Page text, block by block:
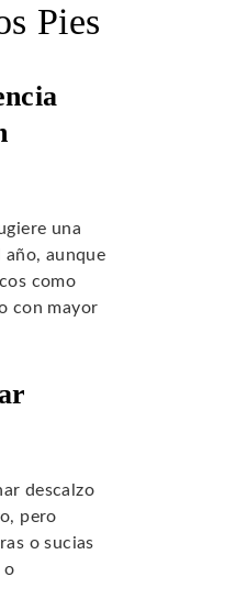
Pies
una
año, aunque
como
con mayor
descalzo
pero
o sucias
o